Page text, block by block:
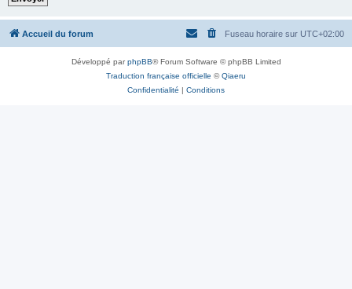
Accueil du forum Fuseau horaire sur UTC+02:00
Développé parphpBB® Forum Software © phpBB Limited
Traduction française officielle ©Qiaeru
Confidentialité | Conditions